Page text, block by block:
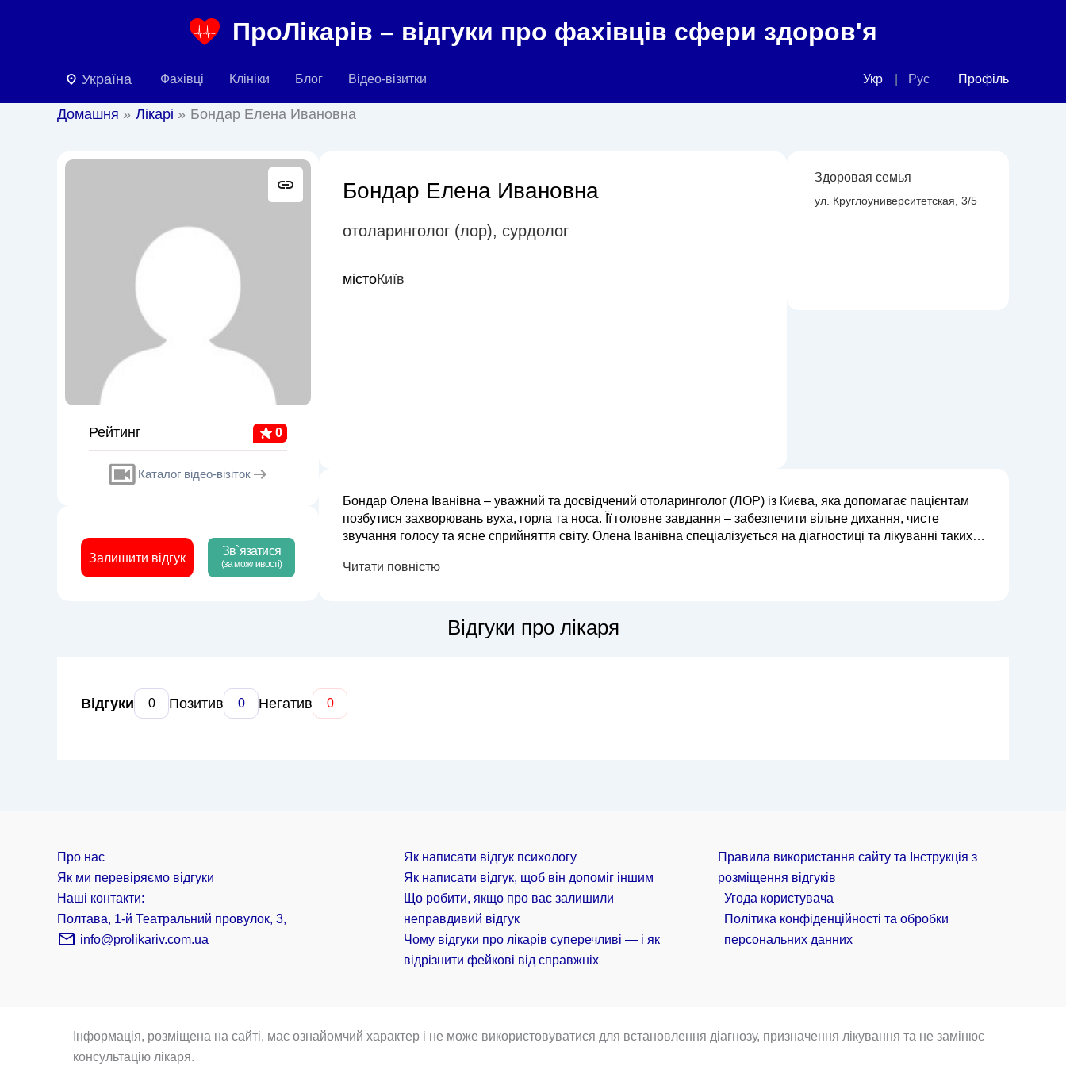
ПроЛікарів – відгуки про фахівців сфери здоров'я
Україна Фахівці Клініки Блог Відео-візитки Укр Рус Профіль
Домашня Лікарі Бондар Елена Ивановна
Рейтинг 0
Каталог відео-візіток
Залишити відгук
Зв`язатися
(за можливості)
Бондар Елена Ивановна
отоларинголог (лор), сурдолог
містоКиїв
Здоровая семья
ул. Круглоуниверситетская, 3/5
Бондар Олена Іванівна – уважний та досвідчений отоларинголог (ЛОР) із Києва, яка допомагає пацієнтам
позбутися захворювань вуха, горла та носа. Її головне завдання – забезпечити вільне дихання, чисте
звучання голосу та ясне сприйняття світу. Олена Іванівна спеціалізується на діагностиці та лікуванні таких
Читати повністю
Відгуки про лікаря
Відгуки 0 Позитив 0 Негатив 0
Про нас
Як ми перевіряємо відгуки
Наші контакти:
Полтава, 1-й Театральний провулок, 3,
info@prolikariv.com.ua
Як написати відгук психологу
Як написати відгук, щоб він допоміг іншим
Що робити, якщо про вас залишили
неправдивий відгук
Чому відгуки про лікарів суперечливі — і як
відрізнити фейкові від справжніх
Правила використання сайту та Інструкція з
розміщення відгуків
Угода користувача
Політика конфіденційності та обробки
персональних данних
Інформація, розміщена на сайті, має ознайомчий характер і не може використовуватися для встановлення діагнозу, призначення лікування та не замінює
консультацію лікаря.